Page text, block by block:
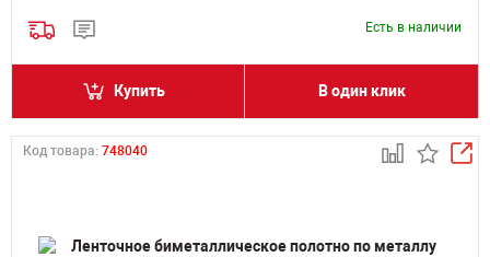
Есть в наличии
Купить В один клик
Код товара: 748040